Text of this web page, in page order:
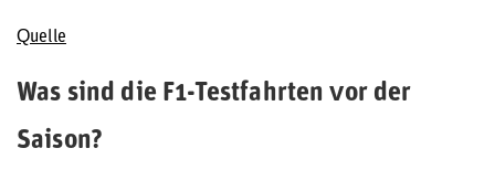
Quelle
Was sind die F1-Testfahrten vor der
Saison?